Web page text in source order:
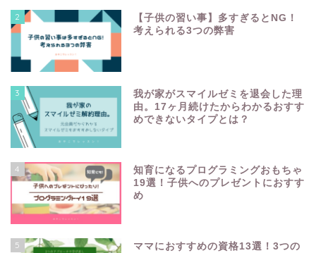
2
【子供の習い事】多すぎるとNG！
考えられる3つの弊害
3
我が家がスマイルゼミを退会した理
由。17ヶ月続けたからわかるおすす
めできないタイプとは？
4
知育になるプログラミングおもちゃ
19選！子供へのプレゼントにおすす
め
5
ママにおすすめの資格13選！3つの